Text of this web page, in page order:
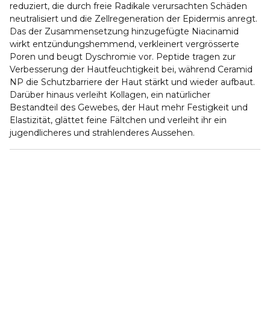
reduziert, die durch freie Radikale verursachten Schäden
neutralisiert und die Zellregeneration der Epidermis anregt.
Das der Zusammensetzung hinzugefügte Niacinamid
wirkt entzündungshemmend, verkleinert vergrösserte
Poren und beugt Dyschromie vor. Peptide tragen zur
Verbesserung der Hautfeuchtigkeit bei, während Ceramid
NP die Schutzbarriere der Haut stärkt und wieder aufbaut.
Darüber hinaus verleiht Kollagen, ein natürlicher
Bestandteil des Gewebes, der Haut mehr Festigkeit und
Elastizität, glättet feine Fältchen und verleiht ihr ein
jugendlicheres und strahlenderes Aussehen.